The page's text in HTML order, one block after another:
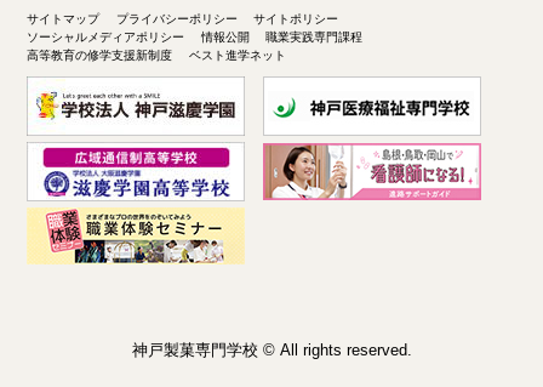
サイトマップ プライバシーポリシー
サイトポリシー
ソーシャルメディアポリシー
情報公開
職業実践専門課程
高等教育の修学支援新制度
ベスト進学ネット
神戸製菓専門学校 © All rights reserved.